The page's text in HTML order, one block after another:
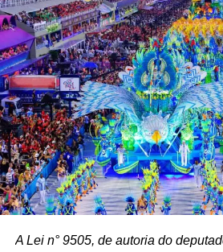
A Lei n° 9505, de autoria do